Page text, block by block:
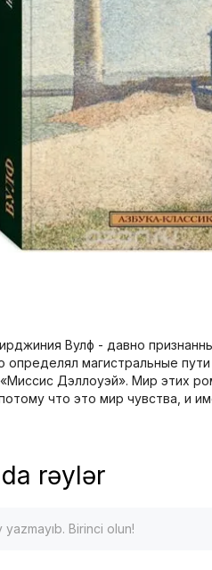
Вулф - давно
определял магистральные
Дэллоуэй». Мир этих
что это мир чувства, и
rəylər
Birinci olun!